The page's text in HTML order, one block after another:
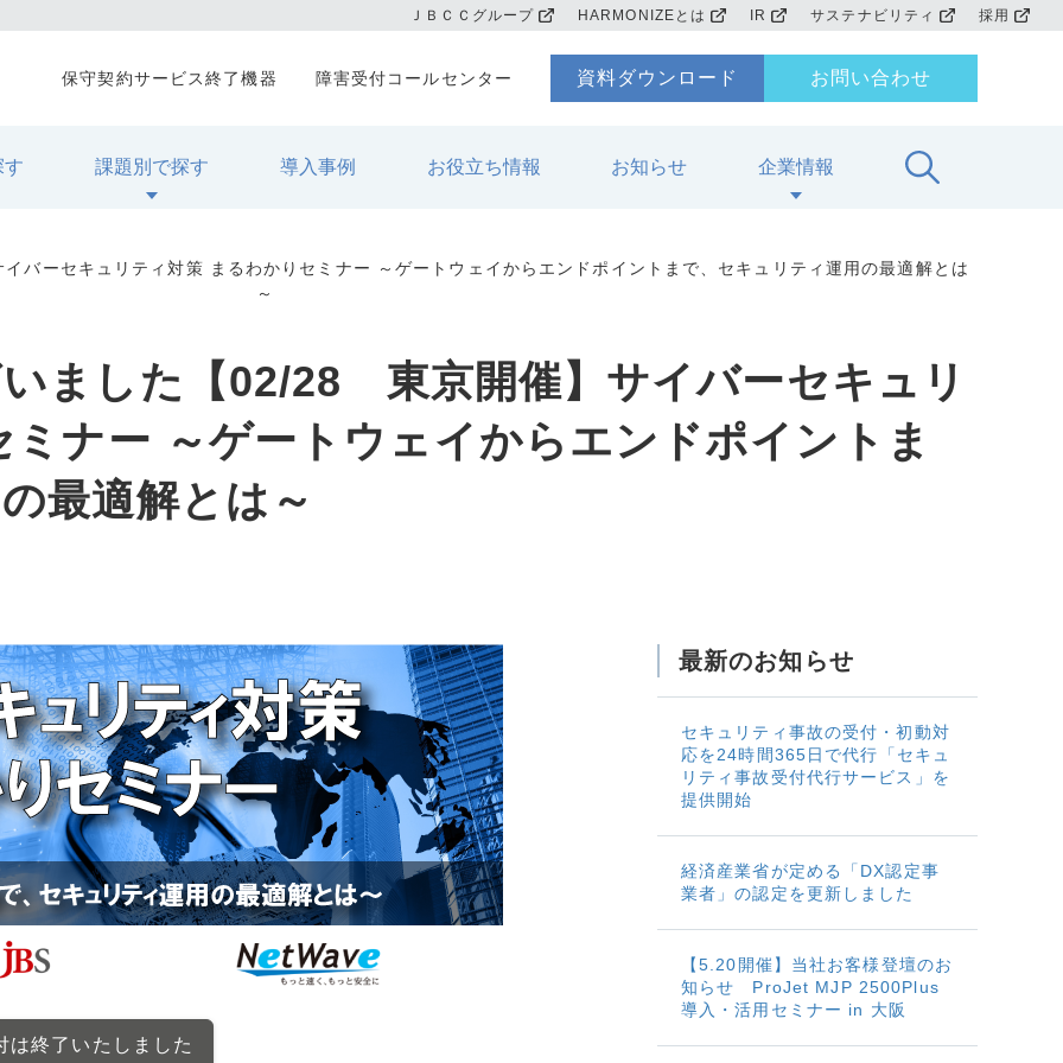
ＪＢＣＣグループ HARMONIZEとは IR サステナビリティ 採用
す 課題別で探す 導入事例 お役立ち情報 お知らせ 企業情報
資料ダウンロード お問い合わせ
保守契約サービス終了機器 障害受付コールセンター
ーセキュリティ対策 まるわかりセミナー ～ゲートウェイからエンドポイントまで、セキュリティ運用の最適解とは
～
ました【02/28 東京開催】サイバーセキュリ
ナー ～ゲートウェイからエンドポイントま
最適解とは～
は終了 いたしました
最新のお知らせ
セキュリティ事故の受付・初動対
応を24時間365日で代行「セキュ
リティ事故受付代行サービス」を
提供開始
経済産業省が定める「DX認定事
業者」の認定を更新しました
【5.20開催】当社お客様登壇のお
知らせ ProJet MJP 2500Plus
導入・活用セミナー in 大阪